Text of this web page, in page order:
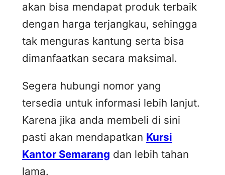
akan bisa mendapat produk terbaik
dengan harga terjangkau, sehingga
tak menguras kantung serta bisa
dimanfaatkan secara maksimal.
Segera hubungi nomor yang
tersedia untuk informasi lebih lanjut.
Karena jika anda membeli di sini
pasti akan mendapatkan Kursi
Kantor Semarang dan lebih tahan
lama.